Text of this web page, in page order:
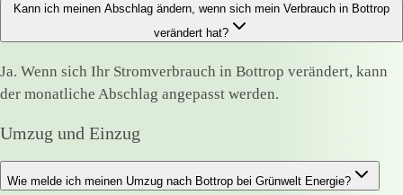
Kann ich meinen Abschlag ändern, wenn sich mein Verbrauch in Bottrop
verändert hat?
Ja. Wenn sich Ihr Stromverbrauch in Bottrop verändert, kann
der monatliche Abschlag angepasst werden.
Umzug und Einzug
Wie melde ich meinen Umzug nach Bottrop bei Grünwelt Energie?